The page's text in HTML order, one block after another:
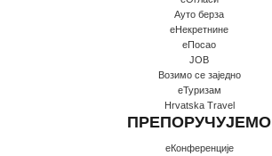
Ауто берза
еНекретнине
еПосао
JOB
Возимо се заједно
еТуризам
Hrvatska Travel
ПРЕПОРУЧУЈЕМО
еКонференције